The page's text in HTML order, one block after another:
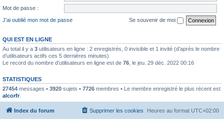
Mot de passe :
J’ai oublié mon mot de passe
Se souvenir de moi
QUI EST EN LIGNE
Au total il y a 3 utilisateurs en ligne : 2 enregistrés, 0 invisible et 1 invité (d’après le nombre
d’utilisateurs actifs ces 5 dernières minutes)
Le record du nombre d’utilisateurs en ligne est de 76 , le jeu. 29 déc. 2022 00:16
STATISTIQUES
27454 messages • 3920 sujets • 7726 membres • Le membre enregistré le plus récent est
alcorfr.
Index du forum Heures au format UTC+02:00
Supprimer les cookies